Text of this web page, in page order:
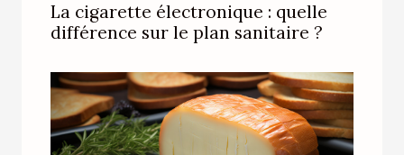
La cigarette électronique : quelle
différence sur le plan sanitaire ?